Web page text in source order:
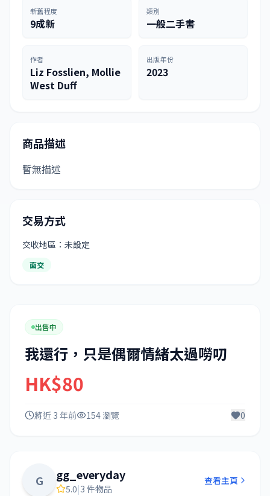
新舊程度
9成新
類別
一般二手書
作者
Liz Fosslien, Mollie
West Duff
出版年份
2023
商品描述
暫無描述
交易方式
交收地區：未設定
面交
出售中
我還行，只是偶爾情緒太過嘮叨
HK$80
將近 3 年前 154 瀏覽 0
G gg_everyday
5.0|3 件物品
查看主頁